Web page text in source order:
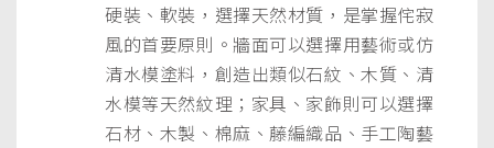
硬裝、軟裝，選擇天然材質，是掌握侘寂
風的首要原則。牆面可以選擇用藝術或仿
清水模塗料，創造出類似石紋、木質、清
水模等天然紋理；家具、家飾則可以選擇
石材、木製、棉麻、藤編織品、手工陶藝